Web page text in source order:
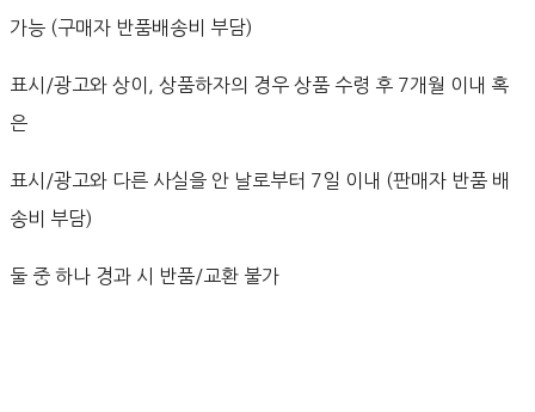
가능 (구매자 반품배송비 부담)
표시/광고와 상이, 상품하자의 경우 상품 수령 후 7개월 이내 혹
은
표시/광고와 다른 사실을 안 날로부터 7일 이내 (판매자 반품 배
송비 부담)
둘 중 하나 경과 시 반품/교환 불가